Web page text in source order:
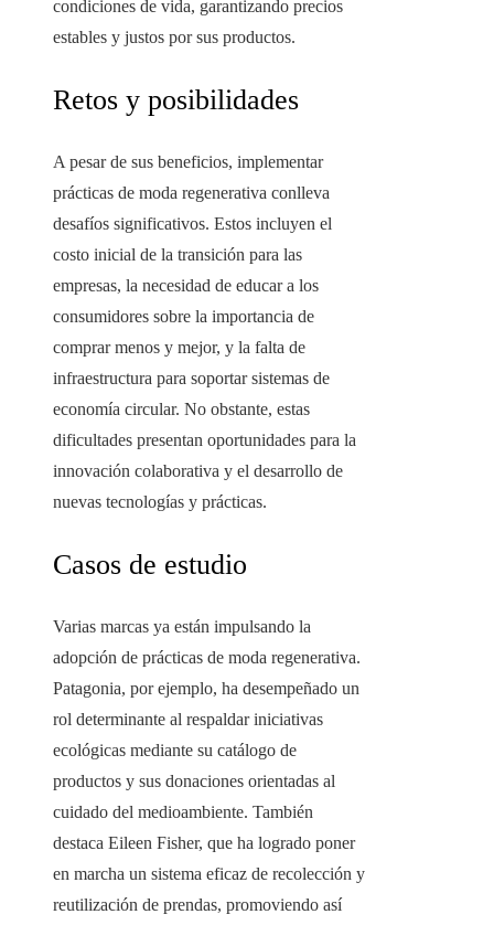
condiciones de vida, garantizando precios
estables y justos por sus productos.
Retos y posibilidades
A pesar de sus beneficios, implementar
prácticas de moda regenerativa conlleva
desafíos significativos. Estos incluyen el
costo inicial de la transición para las
empresas, la necesidad de educar a los
consumidores sobre la importancia de
comprar menos y mejor, y la falta de
infraestructura para soportar sistemas de
economía circular. No obstante, estas
dificultades presentan oportunidades para la
innovación colaborativa y el desarrollo de
nuevas tecnologías y prácticas.
Casos de estudio
Varias marcas ya están impulsando la
adopción de prácticas de moda regenerativa.
Patagonia, por ejemplo, ha desempeñado un
rol determinante al respaldar iniciativas
ecológicas mediante su catálogo de
productos y sus donaciones orientadas al
cuidado del medioambiente. También
destaca Eileen Fisher, que ha logrado poner
en marcha un sistema eficaz de recolección y
reutilización de prendas, promoviendo así